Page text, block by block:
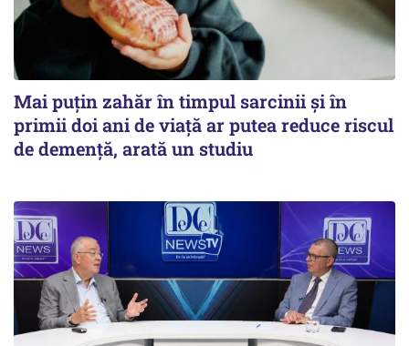
Mai puțin zahăr în timpul sarcinii și în
primii doi ani de viață ar putea reduce riscul
de demență, arată un studiu